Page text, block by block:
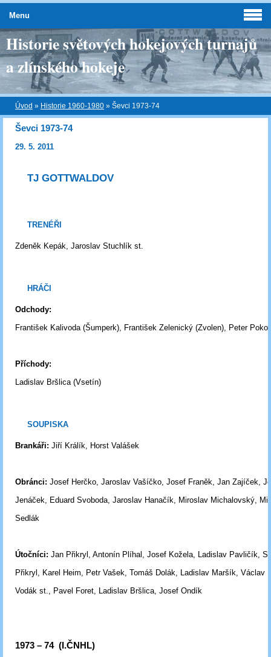
Historie světových hokejových turnajů
a zlínského hokeje
Úvod » Historie 1960-1980 » Ševci 1973-74
Ševci 1973-74
29. 5. 2011
TJ GOTTWALDOV
TRENÉŘI
Zdeněk Kepák, Jaroslav Stuchlík st.
HRÁČI
Odchody:
František Kalivoda (Šumperk), František Zelenický (Zvolen), Peter
Příchody:
Ladislav Bršlica (Vsetín)
SOUPISKA
Brankáři: Jiří Králík, Horst Valášek
Obránci: Josef Herčko, Jaroslav Vašíčko, Josef Franěk, Jan Zajíček,
Jenáček, Eduard Svoboda, Jaroslav Hanačík, Miroslav Michalovský,
Sedlák
Útočníci: Jan Přikryl, Antonín Plíhal, Josef Kožela, Ladislav Pavličík,
Přikryl, Karel Heim, Petr Vašek, Tomáš Dolák, Ladislav Maršík, Václav
Vodák st., Pavel Foret, Ladislav Bršlica, Josef Ondík
1973 – 74 (I.ČNHL)
Menu